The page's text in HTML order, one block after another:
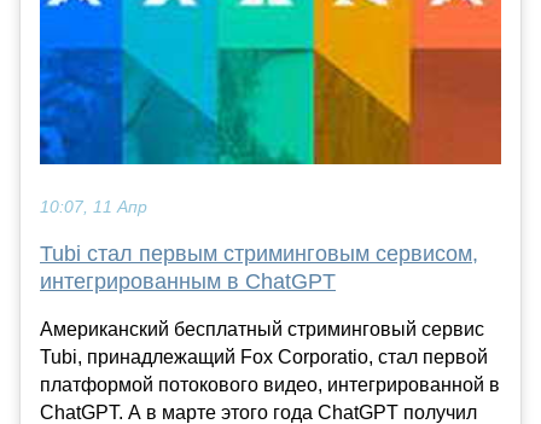
10:07, 11 Апр
Tubi стал первым стриминговым сервисом,
интегрированным в ChatGPT
Американский бесплатный стриминговый сервис
Tubi, принадлежащий Fox Corporatio, стал первой
платформой потокового видео, интегрированной в
ChatGPT. А в марте этого года ChatGPT получил